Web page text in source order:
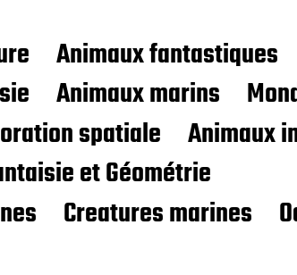
Animaux fantastiques
Animaux marins
spatiale
Animaux
et Géométrie
Creatures marines